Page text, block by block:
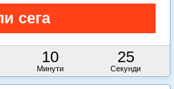
10
Минути
23
Секунди